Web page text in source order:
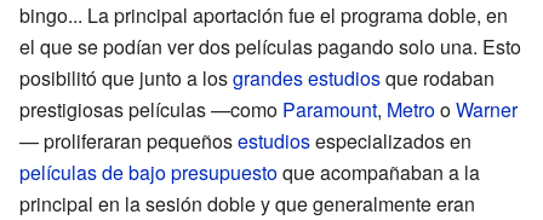
bingo... La principal aportación fue el programa doble, en
el que se podían ver dos películas pagando solo una. Esto
posibilitó que junto a losgrandes estudiosque rodaban
prestigiosas películas —como Paramount, MetrooWarner
— proliferaran pequeñosestudiosespecializados en
películas de bajo presupuestoque acompañaban a la
principal en la sesión doble y que generalmente eran